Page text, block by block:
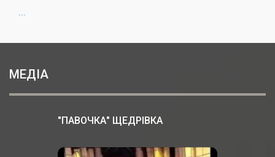
МЕДІА
"ПАВОЧКА" ЩЕДРІВКА